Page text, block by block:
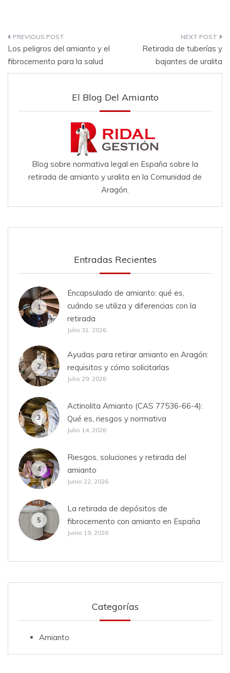
Los peligros del amianto y el
fibrocemento para la salud
Retirada de tuberías y
bajantes de uralita
El Blog Del Amianto
Blog sobre normativa legal en España sobre la
retirada de amianto y uralita en la Comunidad de
Aragón.
Entradas Recientes
1
Encapsulado de amianto: qué es,
cuándo se utiliza y diferencias con la
retirada
Julio 31, 2026
2
Ayudas para retirar amianto en Aragón:
requisitos y cómo solicitarlas
Julio 29, 2026
3
Actinolita Amianto (CAS 77536-66-4):
Qué es, riesgos y normativa
Julio 14, 2026
4
Riesgos, soluciones y retirada del
amianto
Junio 22, 2026
5
La retirada de depósitos de
fibrocemento con amianto en España
Junio 19, 2026
Categorías
Amianto